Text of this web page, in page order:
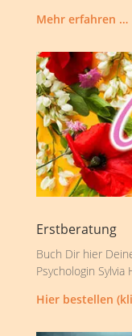
Mehr erfahren …
Erstberatung
Buch Dir hier
Psychologin
Hier bestellen